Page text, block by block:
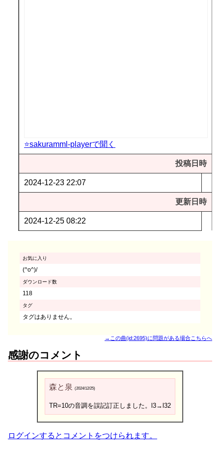
⭐sakuramml-playerで聞く
投稿日時
2024-12-23 22:07
更新日時
2024-12-25 08:22
お気に入り
(^o^)/
ダウンロード数
118
タグ
タグはありません。
→この曲(id:2695)に問題がある場合こちらへ
感謝のコメント
森と泉 (2024/12/25)
TR=10の音調を誤記訂正しました。l3→l32
ログインするとコメントをつけられます。